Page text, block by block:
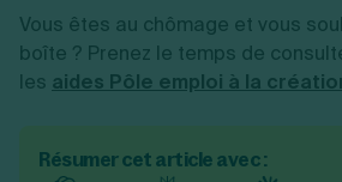
Vous êtes au chômage et vous
boîte ? Prenez le temps de
les aides Pôle emploi à la
Résumer cet article avec :